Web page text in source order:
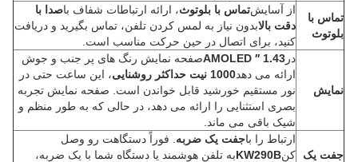
تماس با
بلوتوث
از آسايشتماس با بلوتوث، ارائه ارتباطات شفاف باصدا با
دقت بالابدون نیاز به لمس کردن تلفن، تماس بگیرید و دریافت
کنید، برای اتصال در حین حرکت مناسب است.
نمايش
در 1.43 ′′ AMOLED
صفحه نمایش رنگ های پر جنب و جوش
ارائه می دهد1000 نیت حداکثر روشنایی
، این ساعت حتی در
نور مستقیم خورشید قابل خواندن است. صفحه نمایش تجربه
بصری استثنایی را ارائه می دهد، در حالی که به طور منظم و
شیک باقی می ماند.
جفت یک
ارتباط را باجفت یک ضربه . فوراً دستگاهت رو وصل
کنKW290Bبه تلفن هوشمند یا دستگاه شما با یک ضربه،